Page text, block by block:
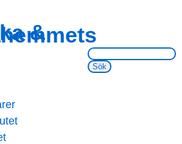
&
Sök på webbsidan: